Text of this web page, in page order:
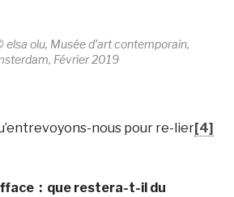
elsa olu, Musée d’art contemporain,
Février 2019
nous pour re-lier[4]
: que restera-t-il du